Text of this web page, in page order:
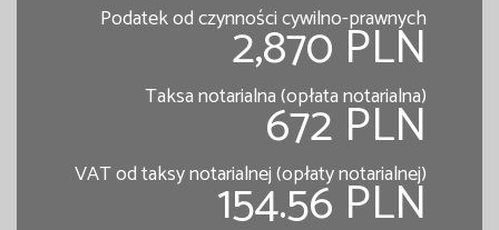
Podatek od czynności cywilno-prawnych
2,870 PLN
Taksa notarialna (opłata notarialna)
672 PLN
VAT od taksy notarialnej (opłaty notarialnej)
154.56 PLN